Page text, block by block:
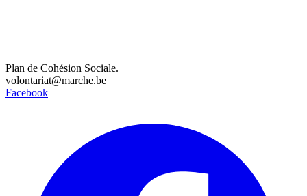
Plan de Cohésion Sociale.
volontariat@marche.be
Facebook